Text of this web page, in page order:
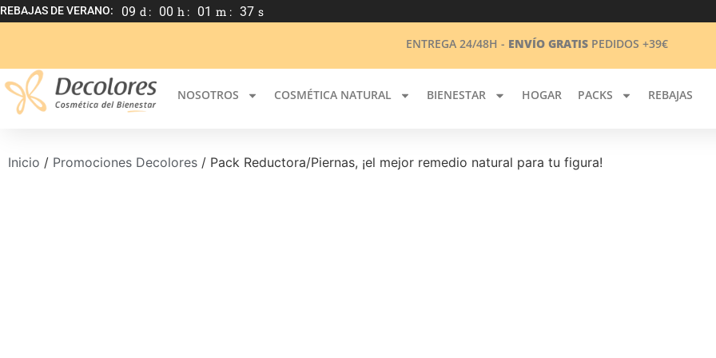
REBAJAS DE VERANO: 09 d : 00 h : 01 m : 36 s
ENTREGA 24/48H - ENVÍO GRATIS PEDIDOS +39€
NOSOTROS COSMÉTICA NATURAL BIENESTAR HOGAR PACKS REBAJAS
Inicio / Promociones Decolores / Pack Reductora/Piernas, ¡el mejor remedio natural para tu figura!